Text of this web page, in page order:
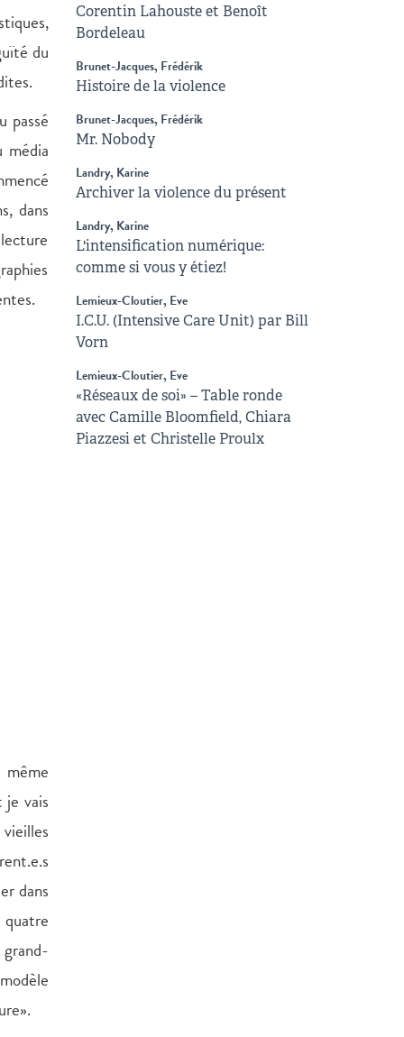
du
passé
média
dans
même
je vais
dans
quatre
Corentin Lahouste et Benoît
Bordeleau
Brunet-Jacques, Frédérik
Histoire de la violence
Brunet-Jacques, Frédérik
Mr. Nobody
Landry, Karine
Archiver la violence du présent
Landry, Karine
L'intensification numérique:
comme si vous y étiez!
Lemieux-Cloutier, Eve
I.C.U. (Intensive Care Unit) par Bill
Vorn
Lemieux-Cloutier, Eve
«Réseaux de soi» – Table ronde
avec Camille Bloomfield, Chiara
Piazzesi et Christelle Proulx